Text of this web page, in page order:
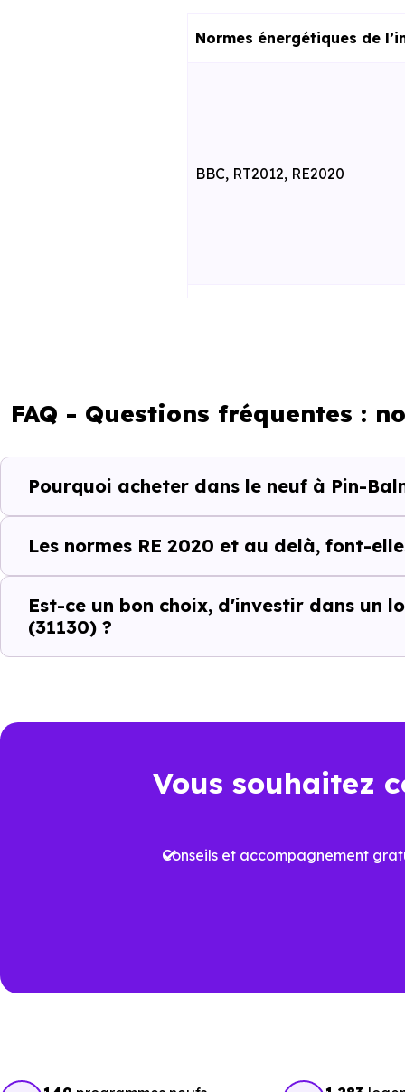
Normes énergétiques de
BBC, RT2012, RE2020
Un projet
Acheter un bien immobilier à
quartiers, les dynamiques
différences entre les
FAQ - Questions fréquentes :
Pourquoi acheter dans le neuf à Pin-
Les normes RE 2020 et au delà, font-
Est-ce un bon choix, d'investir dans un
(31130) ?
Vous souhaitez
Conseils et accompagnement